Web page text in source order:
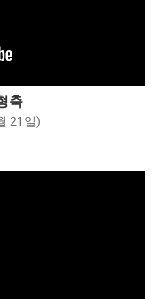
축
21일)